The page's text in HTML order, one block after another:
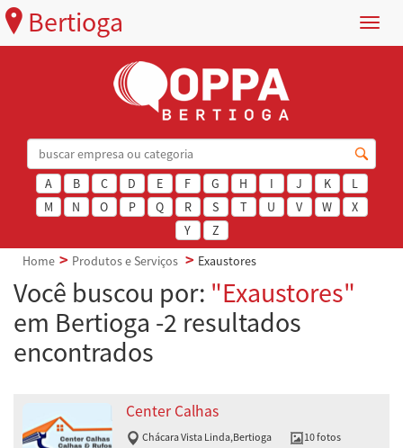
Menu
Bertioga
A B C D E F G H I J K
L
M
N O P Q R S T U V W
X
Y
Z
Home
Produtos e Serviços Exaustores
Você buscou por: "Exaustores"
em Bertioga -2 resultados
encontrados
Center Calhas
Chácara Vista Linda,Bertioga
10 fotos